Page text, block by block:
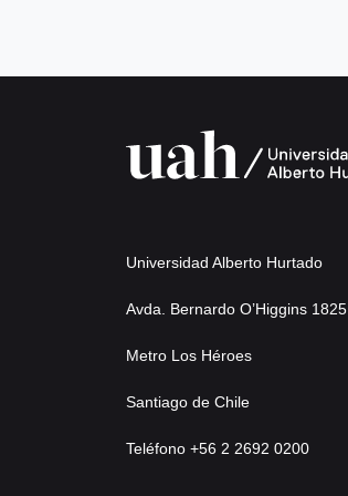
Universidad Alberto Hurtado
Avda. Bernardo O’Higgins 1825
Metro Los Héroes
Santiago de Chile
Teléfono +56 2 2692 0200